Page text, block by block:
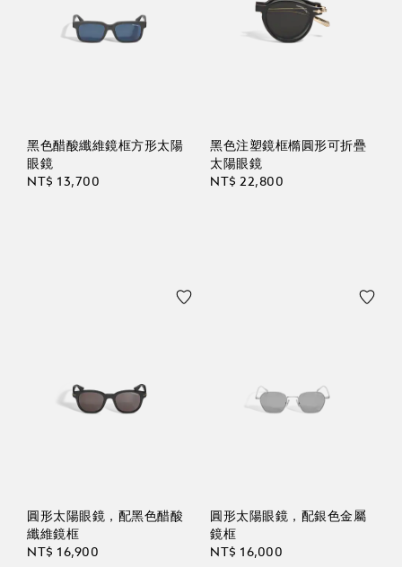
黑色醋酸纖維鏡框方形太陽
眼鏡
NT$ 13,700
黑色注塑鏡框橢圓形可折疊
太陽眼鏡
NT$ 22,800
圓形太陽眼鏡，配黑色醋酸
纖維鏡框
NT$ 16,900
圓形太陽眼鏡，配銀色金屬
鏡框
NT$ 16,000